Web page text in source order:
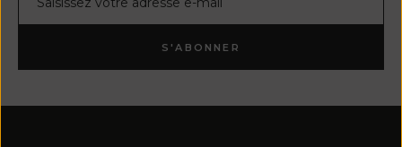
S'ABONNER